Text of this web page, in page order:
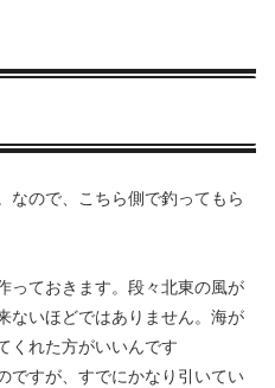
なので、こちら側で釣ってもら
っておきます。段々北東の風が
ないほどではありません。海が
くれた方がいいんです
ですが、すでにかなり引いてい